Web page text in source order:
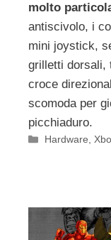
molto
antiscivolo, i
mini joystick,
grilletti dorsali,
croce
scomoda per
picchiaduro.
Categorie
Hardware,